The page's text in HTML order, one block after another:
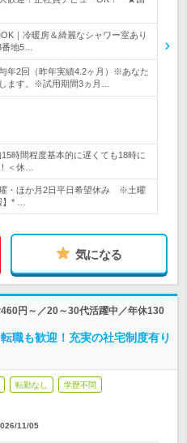
｜冷暖房＆綺麗なシャワー室あり
地5…
年2回（昨年実績4.2ヶ月）※あなた
ます。※試用期間3ヵ月…
時間程度基本的に遅くても18時に
＜休…
・ほか月2日平日希望休み ※土曜
* …
気になる
円～／20～30代活躍中／年休130
職も歓迎！充実の社宅制度有り
転勤なし 学歴不問
11/05